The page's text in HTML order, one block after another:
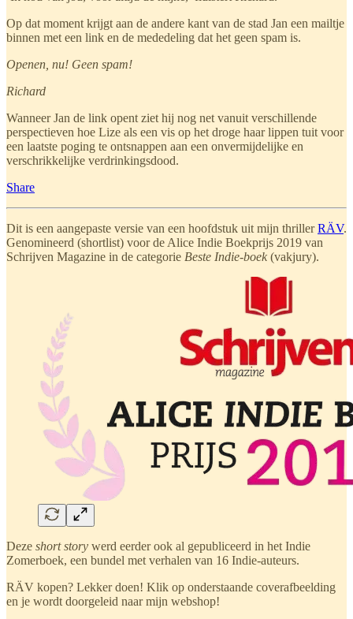
Op dat moment krijgt aan de andere kant van de stad Jan een mailtje
binnen met een link en de mededeling dat het geen spam is.
Openen, nu! Geen spam!
Richard
Wanneer Jan de link opent ziet hij nog net vanuit verschillende
perspectieven hoe Lize als een vis op het droge haar lippen tuit voor
een laatste poging te ontsnappen aan een onvermijdelijke en
verschrikkelijke verdrinkingsdood.
Share
Dit is een aangepaste versie van een hoofdstuk uit mijn thrillerRÄV.
Genomineerd (shortlist) voor de Alice Indie Boekprijs 2019 van
Schrijven Magazine in de categorie Beste Indie-boek (vakjury).
Deze short story werd eerder ook al gepubliceerd in het Indie
Zomerboek, een bundel met verhalen van 16 Indie-auteurs.
RÄV kopen? Lekker doen! Klik op onderstaande coverafbeelding
en je wordt doorgeleid naar mijn webshop!